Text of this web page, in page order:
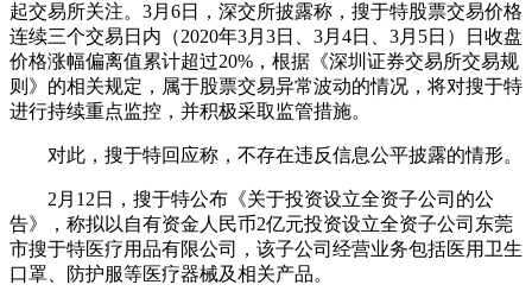
起交易所关注。3月6日，深交所披露称，搜于特股票交易价格
连续三个交易日内（2020年3月3日、3月4日、3月5日）日收盘
价格涨幅偏离值累计超过20%，根据《深圳证券交易所交易规
则》的相关规定，属于股票交易异常波动的情况，将对搜于特
进行持续重点监控，并积极采取监管措施。
对此，搜于特回应称，不存在违反信息公平披露的情形。
2月12日，搜于特公布《关于投资设立全资子公司的公
告》，称拟以自有资金人民币2亿元投资设立全资子公司东莞
市搜于特医疗用品有限公司，该子公司经营业务包括医用卫生
口罩、防护服等医疗器械及相关产品。